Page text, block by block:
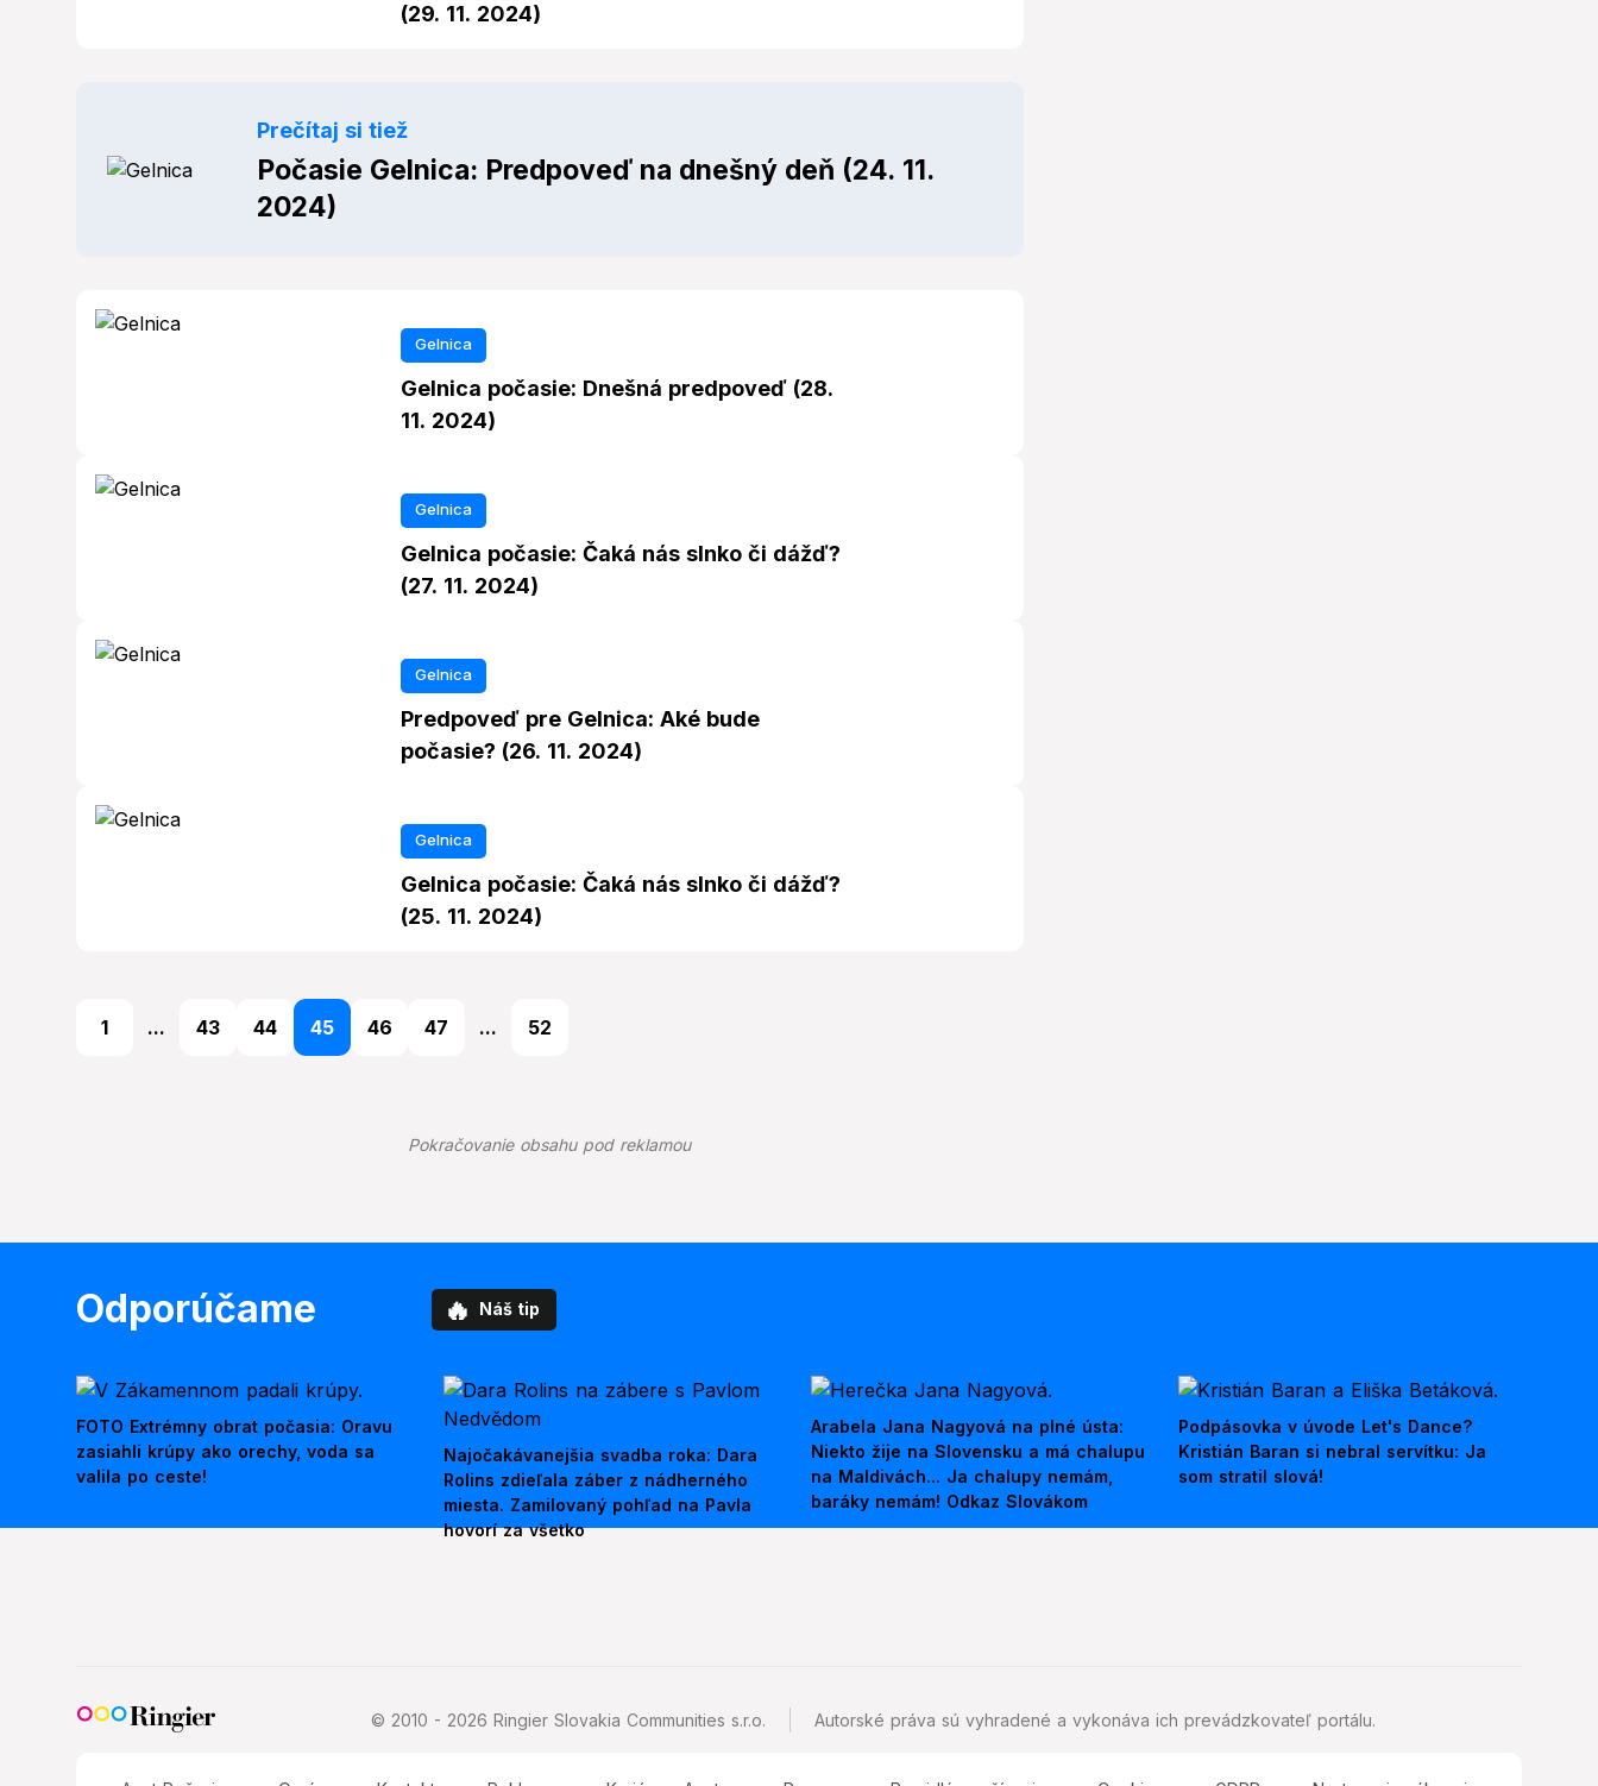
(29. 11. 2024)
Prečítaj si tiež
Počasie Gelnica: Predpoveď na dnešný deň (24. 11.
2024)
Gelnica
Gelnica počasie: Dnešná predpoveď (28.
11. 2024)
Gelnica
Gelnica počasie: Čaká nás slnko či dážď?
(27. 11. 2024)
Gelnica
Predpoveď pre Gelnica: Aké bude
počasie? (26. 11. 2024)
Gelnica
Gelnica počasie: Čaká nás slnko či dážď?
(25. 11. 2024)
1 ... 43 44 45 46 47 ... 52
Pokračovanie obsahu pod reklamou
Odporúčame 🔥 Náš tip
FOTO Extrémny obrat počasia: Oravu
zasiahli krúpy ako orechy, voda sa
valila po ceste!
Najočakávanejšia svadba roka: Dara
Rolins zdieľala záber z nádherného
miesta. Zamilovaný pohľad na Pavla
hovorí za všetko
Arabela Jana Nagyová na plné ústa:
Niekto žije na Slovensku a má chalupu
na Maldivách... Ja chalupy nemám,
baráky nemám! Odkaz Slovákom
Podpásovka v úvode Let's Dance?
Kristián Baran si nebral servítku: Ja
som stratil slová!
© 2010 - 2026 Ringier Slovakia Communities s.r.o. Autorské práva sú vyhradené a vykonáva ich prevádzkovateľ portálu.